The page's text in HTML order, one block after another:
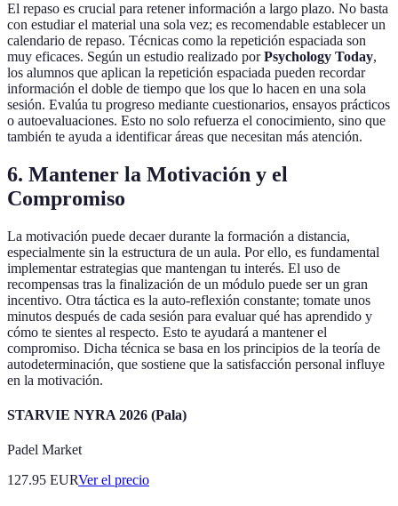
El repaso es crucial para retener información a largo plazo. No basta
con estudiar el material una sola vez; es recomendable establecer un
calendario de repaso. Técnicas como la repetición espaciada son
muy eficaces. Según un estudio realizado porPsychology Today,
los alumnos que aplican la repetición espaciada pueden recordar
información el doble de tiempo que los que lo hacen en una sola
sesión. Evalúa tu progreso mediante cuestionarios, ensayos prácticos
o autoevaluaciones. Esto no solo refuerza el conocimiento, sino que
también te ayuda a identificar áreas que necesitan más atención.
6. Mantener la Motivación y el
Compromiso
La motivación puede decaer durante la formación a distancia,
especialmente sin la estructura de un aula. Por ello, es fundamental
implementar estrategias que mantengan tu interés. El uso de
recompensas tras la finalización de un módulo puede ser un gran
incentivo. Otra táctica es la auto-reflexión constante; tomate unos
minutos después de cada sesión para evaluar qué has aprendido y
cómo te sientes al respecto. Esto te ayudará a mantener el
compromiso. Dicha técnica se basa en los principios de la teoría de
autodeterminación, que sostiene que la satisfacción personal influye
en la motivación.
STARVIE NYRA 2026 (Pala)
Padel Market
127.95 EURVer el precio